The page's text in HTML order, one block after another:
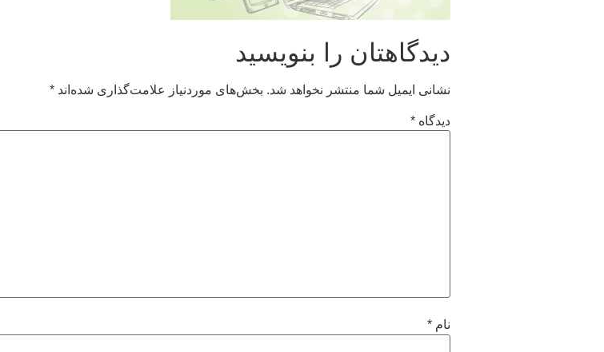
دیدگاهتان را بنویسید
نشانی ایمیل شما منتشر نخواهد شد. بخش‌های موردنیاز علامت‌گذاری شده‌اند *
دیدگاه *
نام *